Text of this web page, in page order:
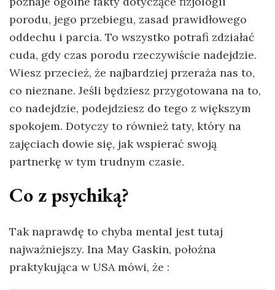
porodu, jego przebiegu, zasad prawidłowego
oddechu i parcia. To wszystko potrafi zdziałać
cuda, gdy czas porodu rzeczywiście nadejdzie.
Wiesz przecież, że najbardziej przeraża nas to,
co nieznane. Jeśli będziesz przygotowana na to,
co nadejdzie, podejdziesz do tego z większym
spokojem. Dotyczy to również taty, który na
zajęciach dowie się, jak wspierać swoją
partnerkę w tym trudnym czasie.
Co z psychiką?
Tak naprawdę to chyba mental jest tutaj
najważniejszy. Ina May Gaskin, położna
praktykująca w USA mówi, że :